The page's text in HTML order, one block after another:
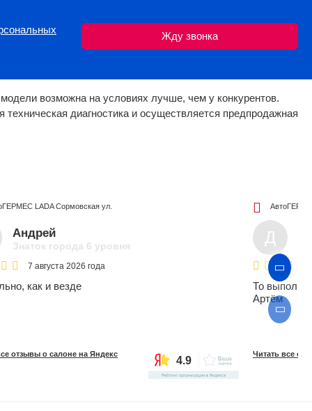
возможна на условиях лучше, чем у конкурентов.
диагностика и осуществляется предпродажная
LADAСормовская ул.
Андрей
Знаток города 6 уровня
7 августа 2026 года
как и везде
отзывы о салоне на Яндекс
4.9
Д
То выполнили в
Артём
Читать все